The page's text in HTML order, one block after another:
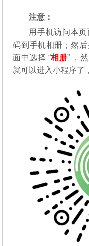
注意：
用手机访问本
码到手机相册；然
面中选择 “相册” ，
就可以进入小程序了